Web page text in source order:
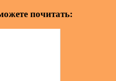
почитать: